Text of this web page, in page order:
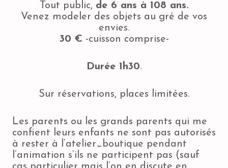
Tout public, de 6 ans à 108 ans.
Venez modeler des objets au gré de vos
envies.
30 € -cuisson comprise-
Durée 1h30.
Sur réservations, places limitées.
Les parents ou les grands parents qui me
confient leurs enfants ne sont pas autorisés
à rester à l’atelier_boutique pendant
l’animation s’ils ne participent pas (sauf